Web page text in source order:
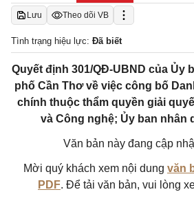
Lưu Theo dõi VB
Tình trạng hiệu lực: Đã biết
Quyết định 301/QĐ-UBND của Ủy
phố Cần Thơ về việc công bố
chính thuộc thẩm quyền giải
và Công nghệ; Ủy ban nhân
Văn bản này đang cập
Mời quý khách xem nội dung văn
PDF. Để tải văn bản, vui lòng